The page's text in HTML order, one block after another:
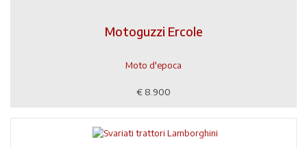
Motoguzzi Ercole
Moto d'epoca
€ 8.900